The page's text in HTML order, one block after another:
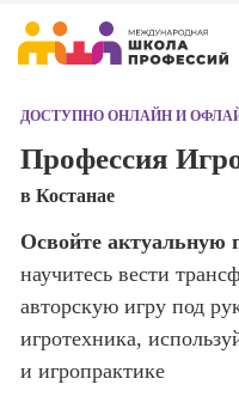
Школа дизайна
программирования
Школа психологии
Школа актерского
ДОСТУПНО ОНЛАЙН И
Профессия
в Костанае
Освойте актуальную
научитесь вести
авторскую игру под
игротехника,
и игропрактике